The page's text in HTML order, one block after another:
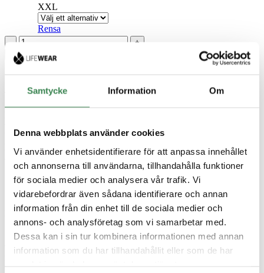
Samtycke Information Om
Denna webbplats använder cookies
Vi använder enhetsidentifierare för att anpassa innehållet
och annonserna till användarna, tillhandahålla funktioner
för sociala medier och analysera vår trafik. Vi
vidarebefordrar även sådana identifierare och annan
information från din enhet till de sociala medier och
annons- och analysföretag som vi samarbetar med.
Dessa kan i sin tur kombinera informationen med annan
information som du har tillhandahållit eller som de har
XXL
Rensa
Topp
av
bambu
ärm
Lägg till i varukorg
Tvättråd: 40° tvätt.
bomull. Naturliga egenskaper, håller materialet fräscht längre. Håller
huden sval och verkar fuktighetsreglerande. Runda, lena fibrer som
är bra för känslig hud. Lyxigt, mjukt och följsamt..
Dam
Så här mäter du:MidjemåttMät runt din midja där som du
vanligtvis bär dina byxor. Håll ett finger mellan midjan och